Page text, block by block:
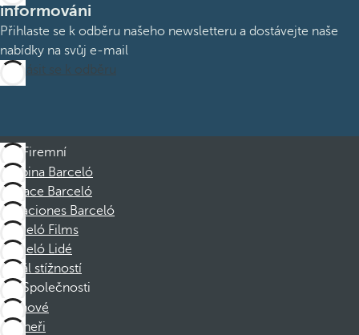
informováni
Přihlaste se k odběru našeho newsletteru a dostávejte naše
nabídky na svůj e-mail
Přihlásit se k odběru
Firemní
Skupina Barceló
Nadace Barceló
Vacaciones Barceló
Barceló Films
Barceló Lidé
Kanál stížností
Společnosti
Členové
Partneři